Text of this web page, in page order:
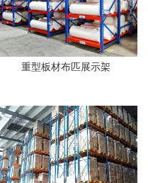
重型板材布匹展示架